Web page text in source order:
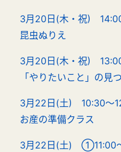
3月20日(木・祝)
昆虫ぬりえ
3月20日(木・祝)
「やりたいこと」の見
3月22日(土) 10:30～
お産の準備クラス
3月22日(土) ①11:00